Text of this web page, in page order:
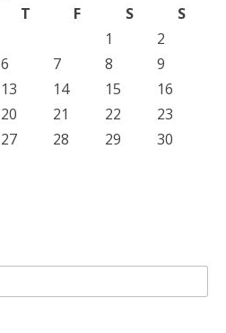
T F S
S
1
2
6 7 8
9
13 14 15
16
20 21 22
23
27 28 29
30